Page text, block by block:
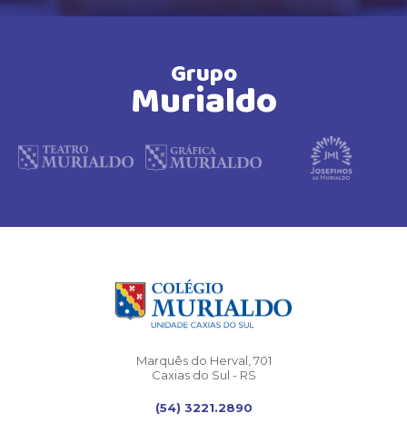
Grupo
Murialdo
Marquês do Herval, 701
Caxias do Sul - RS
(54) 3221.2890